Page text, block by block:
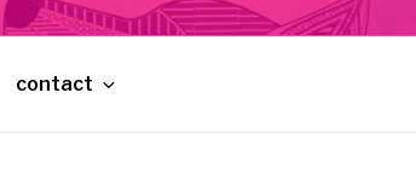
contact